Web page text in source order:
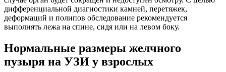
дифференциальной диагностики камней, перетяжек,
деформаций и полипов обследование рекомендуется
выполнять лежа на спине, сидя или на левом боку.
Нормальные размеры желчного
пузыря на УЗИ у взрослых